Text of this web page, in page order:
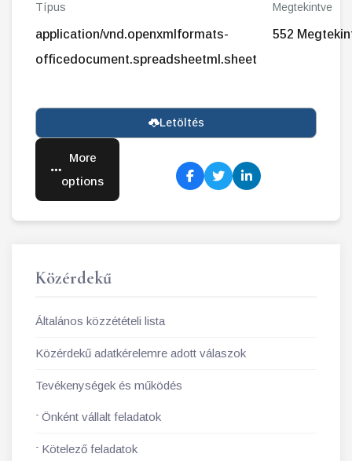
Típus
application/vnd.openxmlformats-
officedocument.spreadsheetml.sheet
Megtekintve
552
Letöltés
More
options
Közérdekű
Általános közzétételi lista
Közérdekű adatkérelemre adott válaszok
Tevékenységek és működés
Önként vállalt feladatok
Kötelező feladatok